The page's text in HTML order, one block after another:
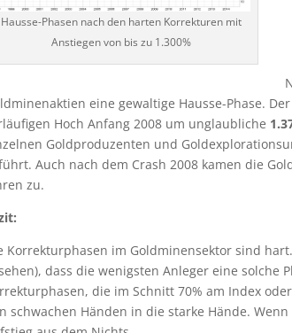
Hausse-Phasen nach den harten Korrekturen mit
Anstiegen von bis zu 1.300%
eine gewaltige Hausse-Phase.
Hoch Anfang 2008 um unglaubliche
Goldproduzenten und
Auch nach dem Crash 2008 kamen die
zu.
Korrekturphasen im Goldminensektor sind
dass die wenigsten Anleger eine solche
die im Schnitt 70% am Index
schwachen Händen in die starke Hände.